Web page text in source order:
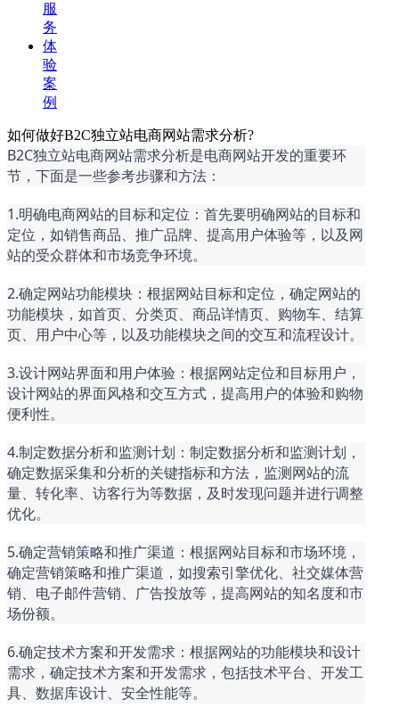
服
务
体
验
案
例
如何做好B2C独立站电商网站需求分析?
B2C独立站电商网站需求分析是电商网站开发的重要环
节，下面是一些参考步骤和方法：
1.明确电商网站的目标和定位：首先要明确网站的目标和
定位，如销售商品、推广品牌、提高用户体验等，以及网
站的受众群体和市场竞争环境。
2.确定网站功能模块：根据网站目标和定位，确定网站的
功能模块，如首页、分类页、商品详情页、购物车、结算
页、用户中心等，以及功能模块之间的交互和流程设计。
3.设计网站界面和用户体验：根据网站定位和目标用户，
设计网站的界面风格和交互方式，提高用户的体验和购物
便利性。
4.制定数据分析和监测计划：制定数据分析和监测计划，
确定数据采集和分析的关键指标和方法，监测网站的流
量、转化率、访客行为等数据，及时发现问题并进行调整
优化。
5.确定营销策略和推广渠道：根据网站目标和市场环境，
确定营销策略和推广渠道，如搜索引擎优化、社交媒体营
销、电子邮件营销、广告投放等，提高网站的知名度和市
场份额。
6.确定技术方案和开发需求：根据网站的功能模块和设计
需求，确定技术方案和开发需求，包括技术平台、开发工
具、数据库设计、安全性能等。